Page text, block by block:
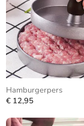
Hamburgerpers
€ 12,95